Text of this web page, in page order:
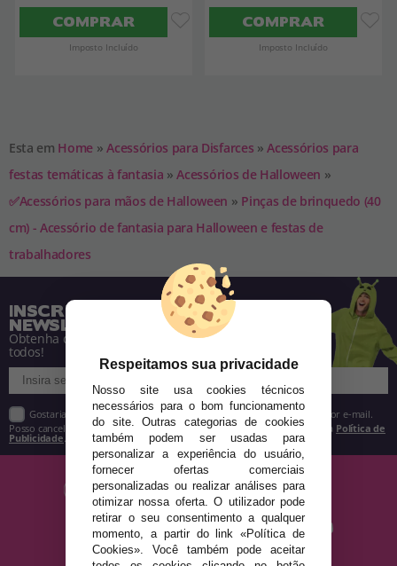
COMPRAR
Imposto Incluído
COMPRAR
Imposto Incluído
Esta em Home » Acessórios para Disfarces » Acessórios para
festas temáticas à fantasia » Acessórios de Halloween »
✅Acessórios para mãos de Halloween » Pinças de brinquedo (40
cm) - Acessório de fantasia para Halloween e festas de
trabalhadores
INSCREVA-SE NA NOSSA
NEWSLETTER
Obtenha descontos e saiba de tudo antes de
todos!
Gostaria de receber descontos exclusivos, novidades e tendências por e-mail.
Posso cancelar a inscrição a qualquer momento, conforme estipulado na Política de
Publicidade
Respeitamos sua privacidade
Nosso site usa cookies técnicos
necessários para o bom funcionamento
do site. Outras categorias de cookies
também podem ser usadas para
personalizar a experiência do usuário,
fornecer ofertas comerciais
personalizadas ou realizar análises para
otimizar nossa oferta. O utilizador pode
retirar o seu consentimento a qualquer
momento, a partir do link «Política de
Cookies». Você também pode aceitar